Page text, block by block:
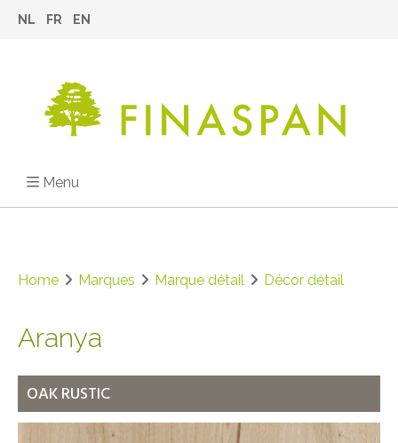
NL FR EN
Menu
Home Marques Marque détail Décor détail
Aranya
OAK RUSTIC